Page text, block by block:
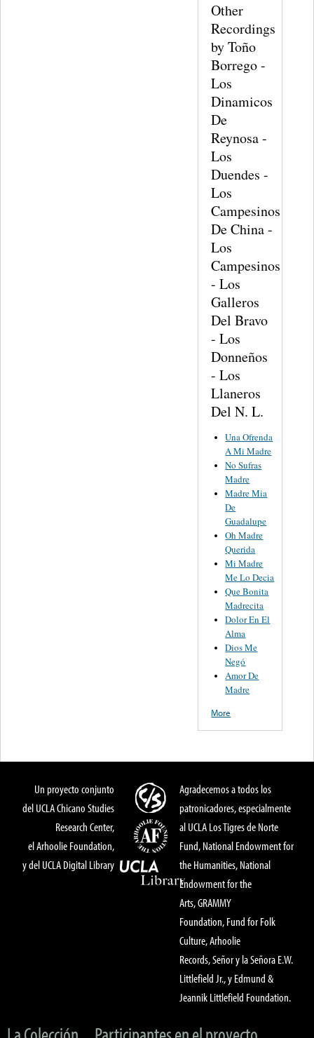
Other
Recordings
by Toño
Borrego -
Los
Dinamicos
De
Reynosa -
Los
Duendes -
Los
Campesinos
De China -
Los
Campesinos
- Los
Galleros
Del Bravo
- Los
Donneños
- Los
Llaneros
Del N. L.
Una Ofrenda
A Mi Madre
No Sufras
Madre
Madre Mia
De
Guadalupe
Oh Madre
Querida
Mi Madre
Me Lo Decia
Que Bonita
Madrecita
Dolor En El
Alma
Dios Me
Negó
Amor De
Madre
More
Un proyecto conjunto
del UCLA Chicano Studies
Research Center,
el Arhoolie Foundation,
y del UCLA Digital Library
Agradecemos a todos los
patronicadores, especialmente
al UCLA Los Tigres de Norte
Fund, National Endowment for
the Humanities, National
Endowment for the
Arts, GRAMMY
Foundation, Fund for Folk
Culture, Arhoolie
Records, Señor y la Señora E.W.
Littlefield Jr., y Edmund &
Jeannik Littlefield Foundation.